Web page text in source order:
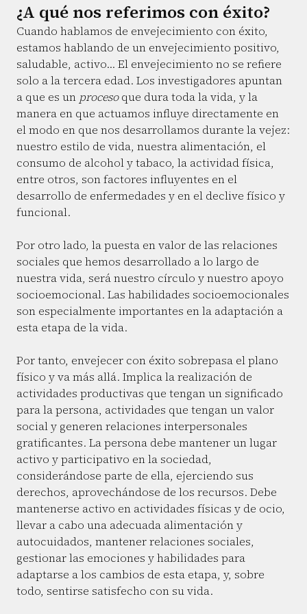
¿A qué nos referimos con éxito?
Cuando hablamos de envejecimiento con éxito,
estamos hablando de un envejecimiento positivo,
saludable, activo... El envejecimiento no se refiere
solo a la tercera edad. Los investigadores apuntan
a que es un procesoque dura toda la vida, y la
manera en que actuamos influye directamente en
el modo en que nos desarrollamos durante la vejez:
nuestro estilo de vida, nuestra alimentación, el
consumo de alcohol y tabaco, la actividad física,
entre otros, son factores influyentes en el
desarrollo de enfermedades y en el declive físico y
funcional.
Por otro lado, la puesta en valor de las relaciones
sociales que hemos desarrollado a lo largo de
nuestra vida, será nuestro círculo y nuestro apoyo
socioemocional. Las habilidades socioemocionales
son especialmente importantes en la adaptación a
esta etapa de la vida.
Por tanto, envejecer con éxito sobrepasa el plano
físico y va más allá. Implica la realización de
actividades productivas que tengan un significado
para la persona, actividades que tengan un valor
social y generen relaciones interpersonales
gratificantes. La persona debe mantener un lugar
activo y participativo en la sociedad,
considerándose parte de ella, ejerciendo sus
derechos, aprovechándose de los recursos. Debe
mantenerse activo en actividades físicas y de ocio,
llevar a cabo una adecuada alimentación y
autocuidados, mantener relaciones sociales,
gestionar las emociones y habilidades para
adaptarse a los cambios de esta etapa, y, sobre
todo, sentirse satisfecho con su vida.